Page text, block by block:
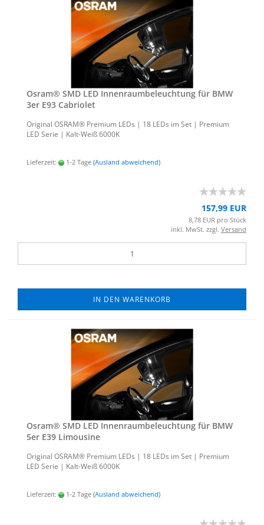
Osram® SMD LED In­nen­raum­be­leuch­tung für BMW
3er E93 Ca­brio­let
Ori­gi­nal OSRAM® Pre­mi­um LEDs | 18 LEDs im Set | Pre­mi­um
LED Serie | Kalt-​Weiß 6000K
Lieferzeit: 1-2 Tage (Ausland abweichend)
157,99 EUR
8,78 EUR pro Stück
inkl. MwSt. zzgl. Versand
IN DEN WARENKORB
Osram® SMD LED In­nen­raum­be­leuch­tung für BMW
5er E39 Li­mou­si­ne
Ori­gi­nal OSRAM® Pre­mi­um LEDs | 18 LEDs im Set | Pre­mi­um
LED Serie | Kalt-​Weiß 6000K
Lieferzeit: 1-2 Tage (Ausland abweichend)